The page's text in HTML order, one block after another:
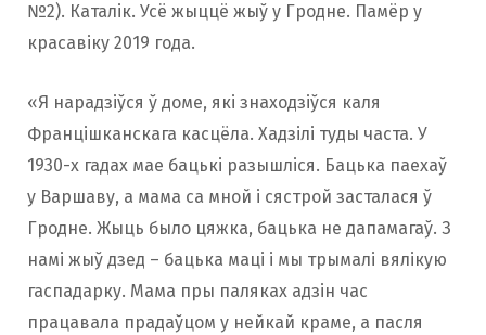
№2). Каталік. Усё жыццё жыў у Гродне. Памёр у
красавіку 2019 года.
«Я нарадзіўся ў доме, які знаходзіўся каля
Францішканскага касцёла. Хадзілі туды часта. У
1930-х гадах мае бацькі разышліся. Бацька паехаў
у Варшаву, а мама са мной і сястрой засталася ў
Гродне. Жыць было цяжка, бацька не дапамагаў. З
намі жыў дзед – бацька маці і мы трымалі вялікую
гаспадарку. Мама пры паляках адзін час
працавала прадаўцом у нейкай краме, а пасля